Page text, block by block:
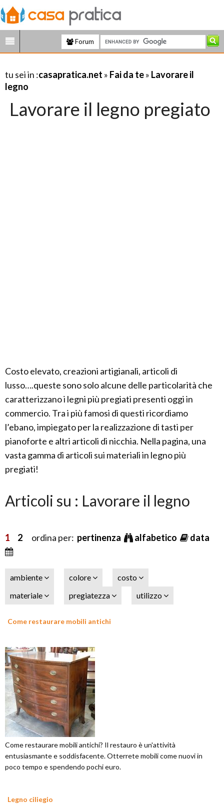
Forum
tu sei in :casapratica.net » Fai da te» Lavorare il
legno
Lavorare il legno pregiato
Costo elevato, creazioni artigianali, articoli di
lusso….queste sono solo alcune delle particolarità che
caratterizzano i legni più pregiati presenti oggi in
commercio. Tra i più famosi di questi ricordiamo
l’ebano, impiegato per la realizzazione di tasti per
pianoforte e altri articoli di nicchia. Nella pagina, una
vasta gamma di articoli sui materiali in legno più
pregiati!
Articoli su : Lavorare il legno
1 2 ordina per: pertinenza alfabetico data
ambiente colore
costo
materiale
pregiatezza utilizzo
Come restaurare mobili antichi
Come restaurare mobili antichi? Il restauro è un'attività
entusiasmante e soddisfacente. Otterrete mobili come nuovi in
poco tempo e spendendo pochi euro.
Legno ciliegio